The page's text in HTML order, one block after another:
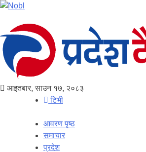
आइतबार, साउन १७, २०८३
टिभी
आवरण पृष्‍ठ
समाचार
प्रदेश